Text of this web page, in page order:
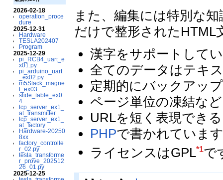
2026-02-18
operation_proce
dure
2025-12-31
Hardware
TESLA202407
Program
2025-12-29
pi_RCB4_uart_e
x01.py
pi_arduino_uart
_ex02.py
m5Stack_magne
t_ex03
slide_table_ex0
4
tcp_server_ex1_
at_transmitter
tcp_server_ex1_
at_factory
Hardware-20250
8xx
factory_controlle
r_02.py
tesla_transforme
r_prove_202512
26_01.py
2025-12-25
また、編集には特別な
だけで整形されたHTML
漢字をサポートして
全てのデータはテキ
定期的にバックアッ
ページ単位の凍結な
URLを短く表現できる
PHPで書かれていま
ライセンスはGPL*1で